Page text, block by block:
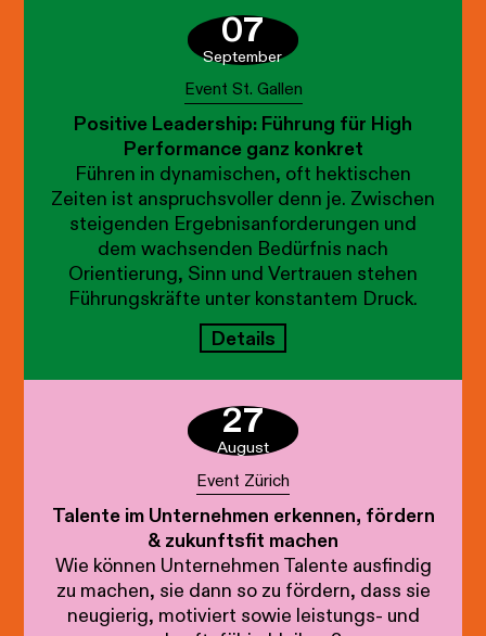
07
September
Event St. Gallen
Positive Leadership: Führung für High
Performance ganz konkret
Führen in dynamischen, oft hektischen
Zeiten ist anspruchsvoller denn je. Zwischen
steigenden Ergebnisanforderungen und
dem wachsenden Bedürfnis nach
Orientierung, Sinn und Vertrauen stehen
Führungskräfte unter konstantem Druck.
Details
27
August
Event Zürich
Talente im Unternehmen erkennen, fördern
& zukunftsfit machen
Wie können Unternehmen Talente ausfindig
zu machen, sie dann so zu fördern, dass sie
neugierig, motiviert sowie leistungs- und